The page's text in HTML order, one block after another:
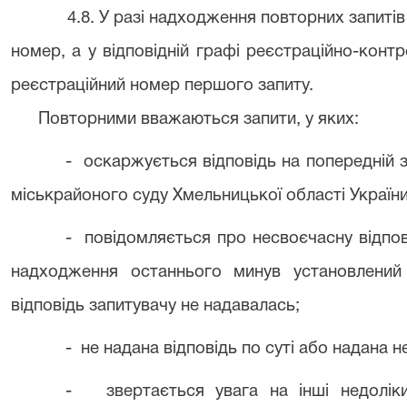
4.8. У разі надходження повторних
номер, а у відповідній графі реєстраційно-
реєстраційний номер першого запиту.
Повторними вважаються запити, у яких:
- оскаржується відповідь на
міськрайоного суду Хмельницької області
- повідомляється про несвоєчасну
надходження останнього минув
відповідь запитувачу не надавалась;
- не надана відповідь по суті або надана
- звертається увага на інші